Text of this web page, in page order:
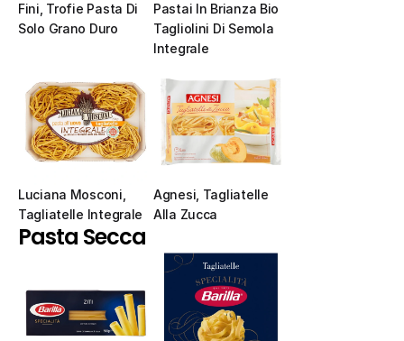
Fini, Trofie Pasta Di
Solo Grano Duro
Pastai In Brianza Bio
Tagliolini Di Semola
Integrale
Luciana Mosconi,
Tagliatelle Integrale
Agnesi, Tagliatelle
Alla Zucca
Pasta Secca